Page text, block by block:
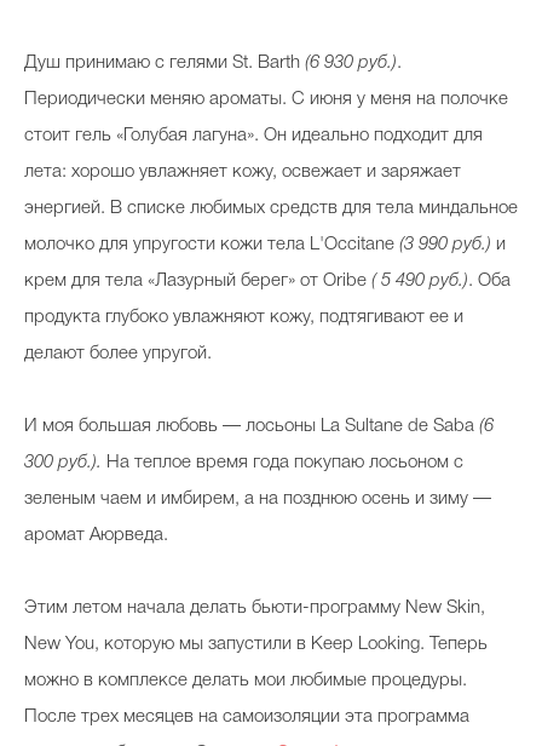
Душ принимаю с гелями St. Barth (6 930 руб.).
Периодически меняю ароматы. С июня у меня на полочке
стоит гель «Голубая лагуна». Он идеально подходит для
лета: хорошо увлажняет кожу, освежает и заряжает
энергией. В списке любимых средств для тела миндальное
молочко для упругости кожи тела L'Occitane (3 990 руб.) и
крем для тела «Лазурный берег» от Oribe ( 5 490 руб.). Оба
продукта глубоко увлажняют кожу, подтягивают ее и
делают более упругой.
И моя большая любовь — лосьоны La Sultane de Saba (6
300 руб.). На теплое время года покупаю лосьоном с
зеленым чаем и имбирем, а на позднюю осень и зиму —
аромат Аюрведа.
Этим летом начала делать бьюти-программу New Skin,
New You, которую мы запустили в Keep Looking. Теперь
можно в комплексе делать мои любимые процедуры.
После трех месяцев на самоизоляции эта программа